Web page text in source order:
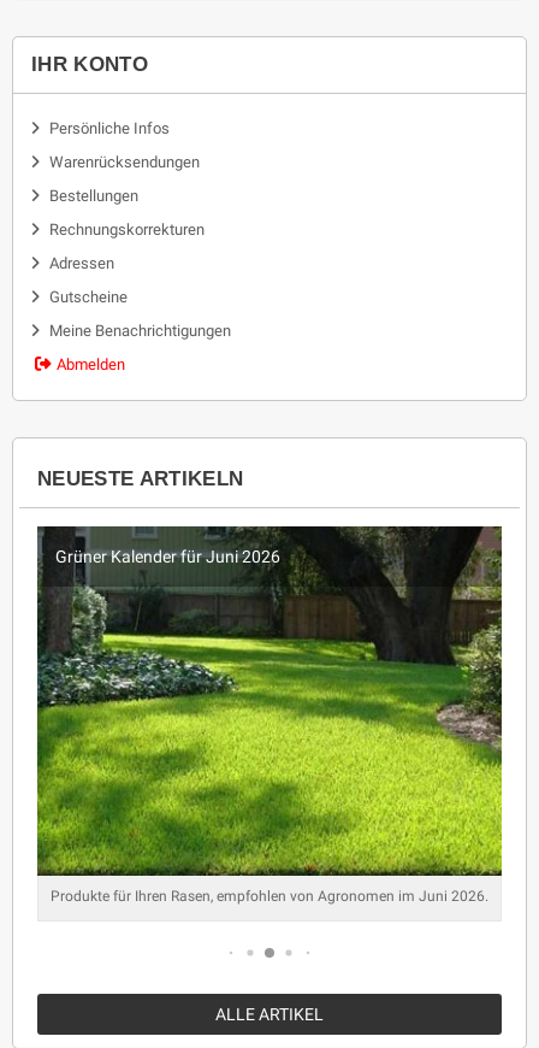
IHR KONTO
Persönliche Infos
Warenrücksendungen
Bestellungen
Rechnungskorrekturen
Adressen
Gutscheine
Meine Benachrichtigungen
Abmelden
NEUESTE ARTIKELN
Grüner Kalender für Juni 2026
Produkte für Ihren Rasen, empfohlen von Agronomen im Juni 2026.
ALLE ARTIKEL
6/3, FLUID SOLAR 6/6.
11516521600 .